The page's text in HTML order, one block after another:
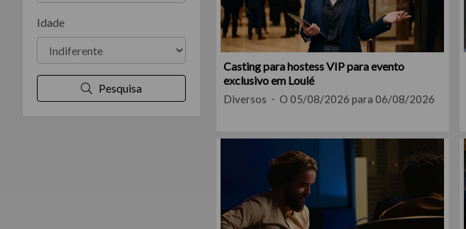
Idade
Pesquisa
Casting para hostess VIP para evento
exclusivo em Loulé
Diversos O 05/08/2026 para 06/08/2026